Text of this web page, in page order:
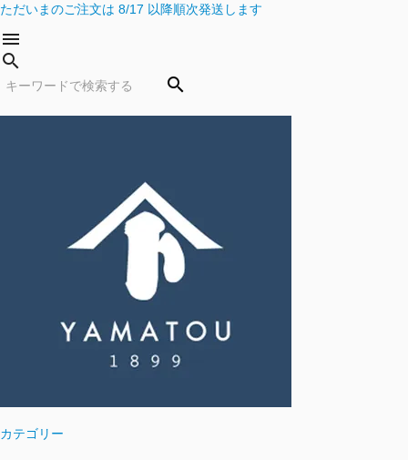
ただいまのご注文は 8/17 以降順次発送します
menu
search
search
カテゴリー